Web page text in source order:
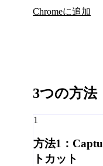
Chromeに追加
3つの方法
1
方法1：
トカット